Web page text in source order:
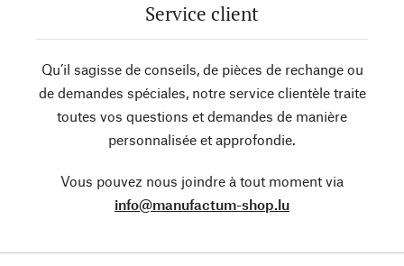
Service client
Qu’il sagisse de conseils, de pièces de rechange ou
de demandes spéciales, notre service clientèle traite
toutes vos questions et demandes de manière
personnalisée et approfondie.
Vous pouvez nous joindre à tout moment via
info@manufactum-shop.lu